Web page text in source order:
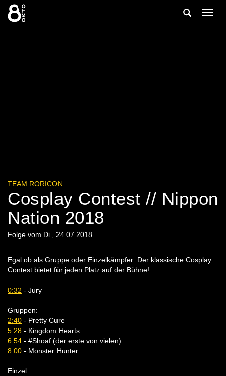
Zum
Inhalt
springen
Suche
TEAM RORICON
Cosplay Contest // Nippon
Nation 2018
Folge vom Di., 24.07.2018
Egal ob als Gruppe oder Einzelkämpfer: Der klassische Cosplay
Contest bietet für jeden Platz auf der Bühne!
0:32 - Jury
Gruppen:
2:40 - Pretty Cure
5:28 - Kingdom Hearts
6:54 - #Shoaf (der erste von vielen)
8:00 - Monster Hunter
Einzel: